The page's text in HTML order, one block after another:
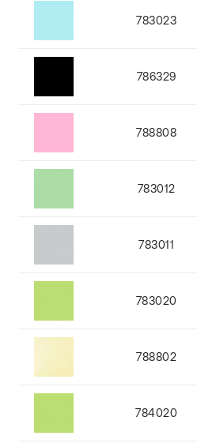
783023
786329
788808
783012
783011
783020
788802
784020